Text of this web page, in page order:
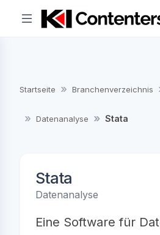
Startseite Branchenverzeichnis
Datenanalyse Stata
Stata
Datenanalyse
Eine Software für